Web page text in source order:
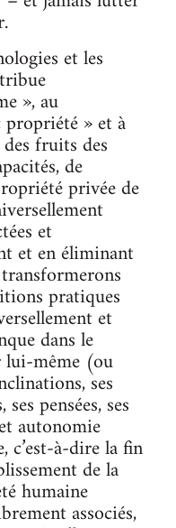
et les
», au
propriété » et à
fruits des
de
privée de
et
et en éliminant
pratiques
et
dans le
même (ou
ses
pensées, ses
autonomie
c’est-à-dire la fin
de la
humaine
associés,